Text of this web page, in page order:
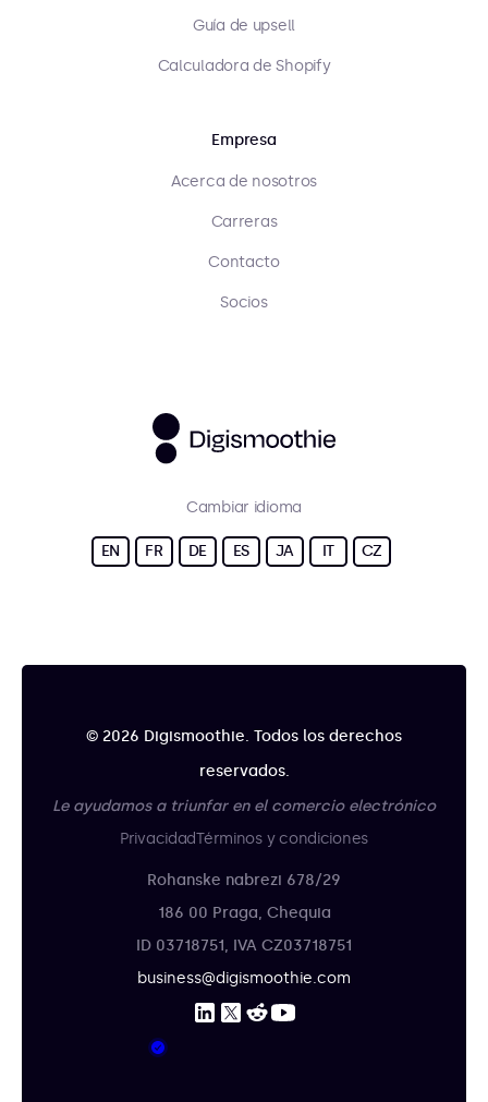
Guía de upsell
Calculadora de Shopify
Empresa
Acerca de nosotros
Carreras
Contacto
Socios
Cambiar idioma
EN FR DE ES JA IT CZ
© 2026 Digismoothie. Todos los derechos
reservados.
Le ayudamos a triunfar en el comercio electrónico
PrivacidadTérminos y condiciones
Rohanske nabrezi 678/29
186 00 Praga, Chequia
ID 03718751, IVA CZ03718751
business@digismoothie.com